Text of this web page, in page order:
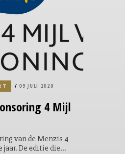
4 Mijl
van de Menzis 4
De editie die
09 JULI 2020